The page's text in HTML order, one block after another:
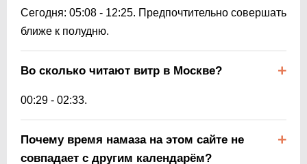
Сегодня: 05:08 - 12:25. Предпочтительно совершать
ближе к полудню.
Во сколько читают витр в Москве?
00:29 - 02:33.
Почему время намаза на этом сайте не
совпадает с другим календарём?